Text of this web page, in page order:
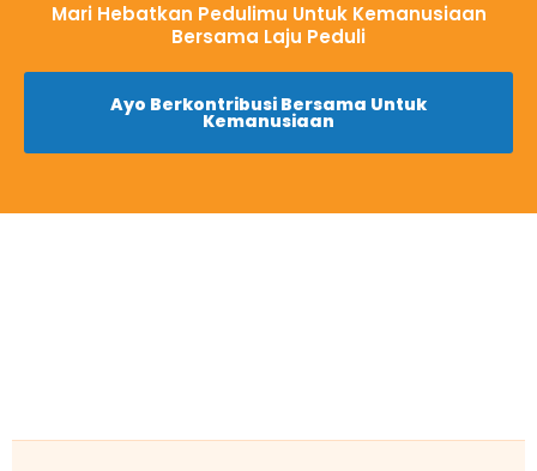
Mari Hebatkan Pedulimu Untuk Kemanusiaan
Bersama Laju Peduli
Ayo Berkontribusi Bersama Untuk
Kemanusiaan